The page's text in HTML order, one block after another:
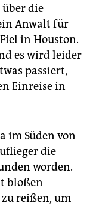
über die
Anwalt für
in Houston.
es wird leider
passiert,
Einreise in
im Süden von
die
worden.
bloßen
reißen, um